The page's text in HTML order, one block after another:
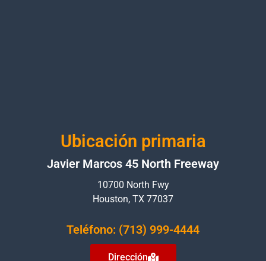
Ubicación primaria
Javier Marcos 45 North Freeway
10700 North Fwy
Houston, TX 77037
Teléfono: (713) 999-4444
Dirección